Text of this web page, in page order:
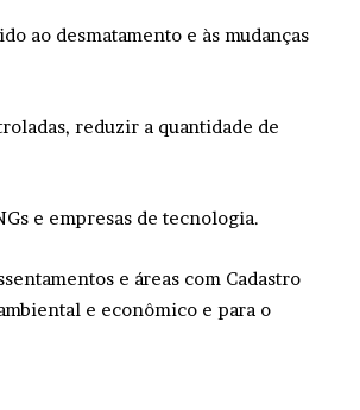
ao desmatamento e às mudanças
reduzir a quantidade de
e empresas de tecnologia.
e áreas com Cadastro
e econômico e para o